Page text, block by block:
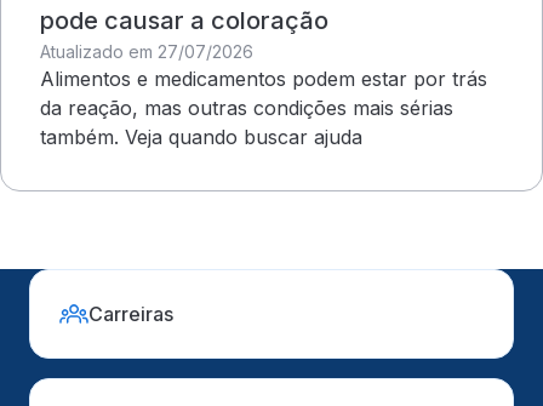
pode causar a coloração
Atualizado em 27/07/2026
Alimentos e medicamentos podem estar por trás
da reação, mas outras condições mais sérias
também. Veja quando buscar ajuda
Carreiras